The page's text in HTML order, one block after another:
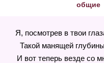
общие
Я, посмотрев в твои
Такой манящей
И вот теперь везде со